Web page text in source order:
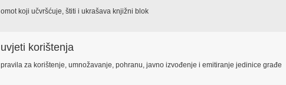
omot koji učvršćuje, štiti i ukrašava knjižni blok
uvjeti korištenja
pravila za korištenje, umnožavanje, pohranu, javno izvođenje i emitiranje jedinice građe